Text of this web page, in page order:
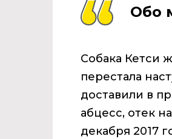
Обо
Собака Кетси
перестала
доставили в
абцесс, отек
декабря 2017